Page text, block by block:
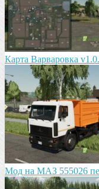
Карта Варваровка
Мод на МАЗ 555026